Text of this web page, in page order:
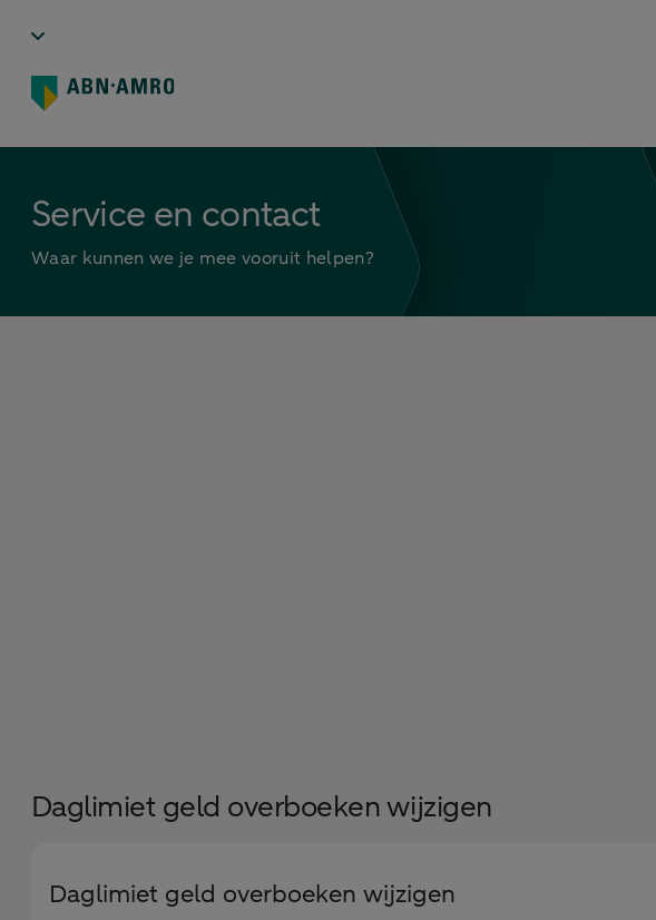
Service en contact
Waar kunnen we je mee vooruit helpen?
Daglimiet geld overboeken wijzigen
Daglimiet geld overboeken wijzigen